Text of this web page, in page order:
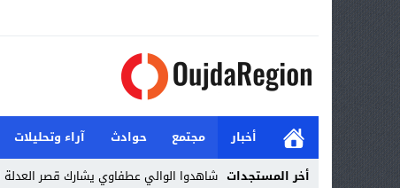
أخبار مجتمع حوادث آراء وتحليلات
أخر المستجدات شاهدوا الوالي عطفاوي يشارك قصر